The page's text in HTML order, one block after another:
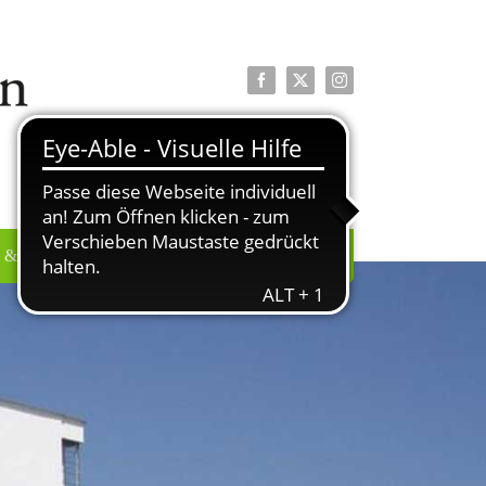
Facebook
X Instagram
PRESSE